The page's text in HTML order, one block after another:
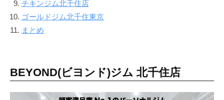
チキンジム北千住店
ゴールドジム北千住東京
まとめ
BEYOND(ビヨンド)ジム 北千住店